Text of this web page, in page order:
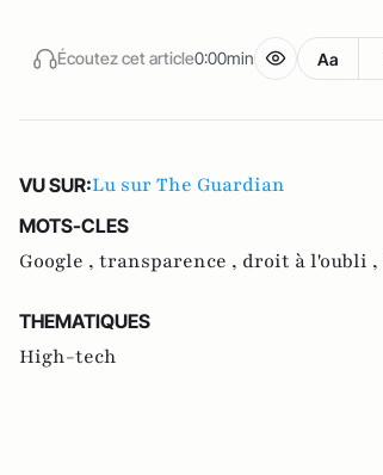
Écoutez cet article0:00min Aa
VU SUR:Lu sur The Guardian
MOTS-CLES
Google , transparence , droit à l'oubli ,
THEMATIQUES
High-tech